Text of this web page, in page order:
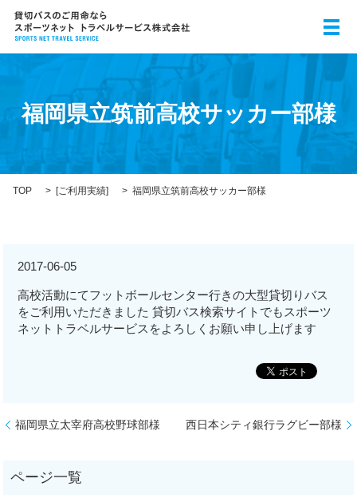
メ
福岡県立筑前高校サッカー部様
TOP [ご利用実績] 福岡県立筑前高校サッカー部様
2017-06-05
高校活動にてフットボールセンター行きの大型貸切りバス
をご利用いただきました 貸切バス検索サイトでもスポーツ
ネットトラベルサービスをよろしくお願い申し上げます
福岡県立太宰府高校野球部様 西日本シティ銀行ラグビー部様